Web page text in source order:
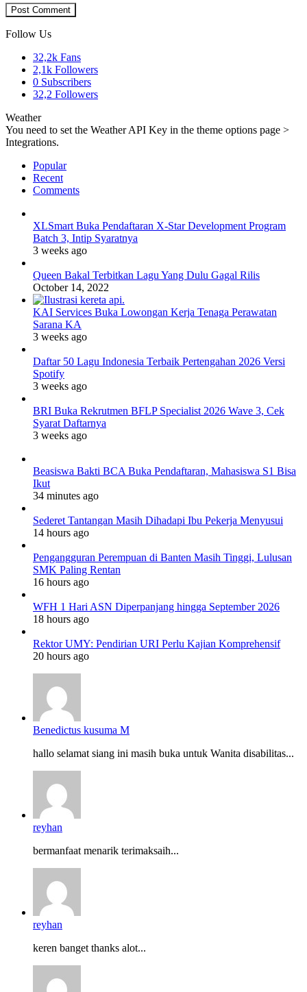
Follow Us
32,2k Fans
2,1k Followers
0 Subscribers
32,2 Followers
Weather
You need to set the Weather API Key in the theme options page >
Integrations.
Popular
Recent
Comments
XLSmart Buka Pendaftaran X-Star Development Program
Batch 3, Intip Syaratnya
3 weeks ago
Queen Bakal Terbitkan Lagu Yang Dulu Gagal Rilis
October 14, 2022
KAI Services Buka Lowongan Kerja Tenaga Perawatan
Sarana KA
3 weeks ago
Daftar 50 Lagu Indonesia Terbaik Pertengahan 2026 Versi
Spotify
3 weeks ago
BRI Buka Rekrutmen BFLP Specialist 2026 Wave 3, Cek
Syarat Daftarnya
3 weeks ago
Beasiswa Bakti BCA Buka Pendaftaran, Mahasiswa S1 Bisa
Ikut
34 minutes ago
Sederet Tantangan Masih Dihadapi Ibu Pekerja Menyusui
14 hours ago
Pengangguran Perempuan di Banten Masih Tinggi, Lulusan
SMK Paling Rentan
16 hours ago
WFH 1 Hari ASN Diperpanjang hingga September 2026
18 hours ago
Rektor UMY: Pendirian URI Perlu Kajian Komprehensif
20 hours ago
Benedictus kusuma M
hallo selamat siang ini masih buka untuk Wanita disabilitas...
reyhan
bermanfaat menarik terimaksaih...
reyhan
keren banget thanks alot...